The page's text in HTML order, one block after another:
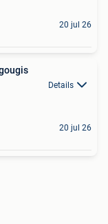
20 jul 26
Details
20 jul 26